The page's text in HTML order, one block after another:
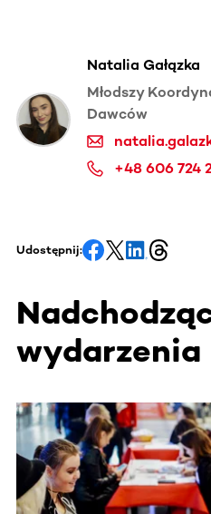
Natalia Gałązka
Młodszy
Dawców
+48 606 724
Udostępnij:
wydarzenia
Ta sekcja zawiera treści